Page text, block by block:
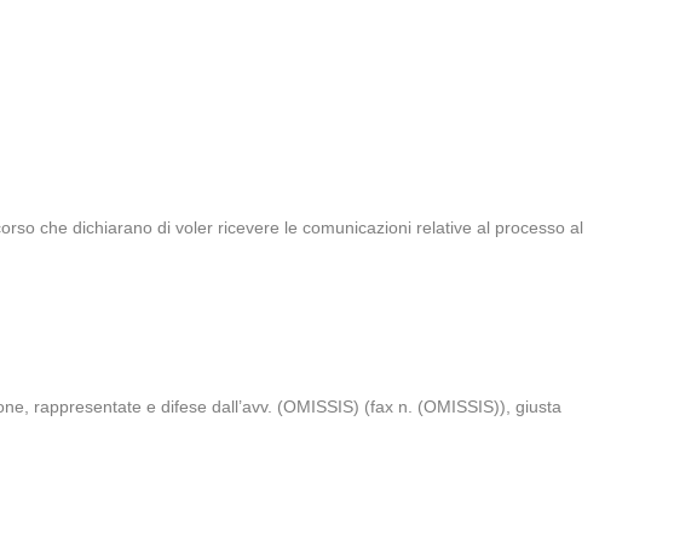
che dichiarano di voler ricevere le comunicazioni relative al processo al
rappresentate e difese dall’avv. (OMISSIS) (fax n. (OMISSIS)), giusta